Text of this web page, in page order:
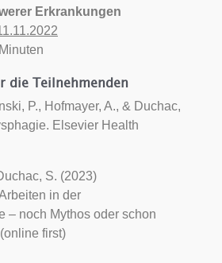
Erkrankungen
die Teilnehmenden
P., Hofmayer, A., & Duchac,
Elsevier Health
S. (2023)
in der
– noch Mythos oder schon
first)